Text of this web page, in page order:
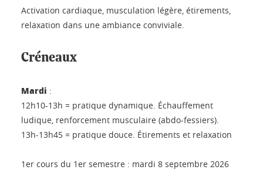
Activation cardiaque, musculation légère, étirements,
relaxation dans une ambiance conviviale.
Créneaux
Mardi :
12h10-13h = pratique dynamique. Échauffement
ludique, renforcement musculaire (abdo-fessiers).
13h-13h45 = pratique douce. Étirements et relaxation
1er cours du 1er semestre : mardi 8 septembre 2026